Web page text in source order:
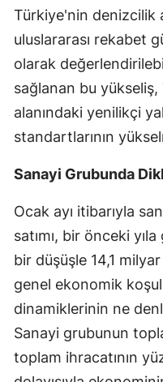
Türkiye'nin denizcilik
uluslararası rekabet
olarak
sağlanan bu
alanındaki yenilikçi
standartlarının
Sanayi Grubunda
Ocak ayı itibarıyla
satımı, bir önceki
bir düşüşle 14,1
genel ekonomik
dinamiklerinin ne
Sanayi grubunun
toplam ihracatının